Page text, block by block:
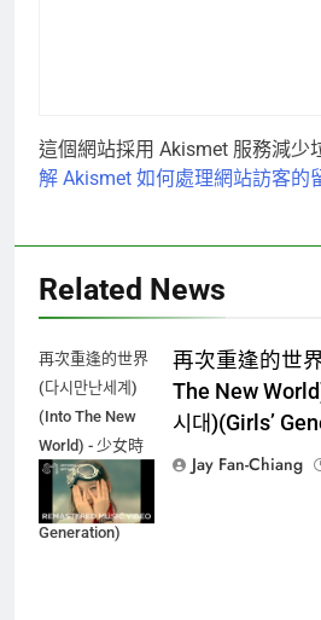
這個網站採用 Akismet 服務減少
解 Akismet 如何處理網站訪客的
Related News
再次重逢的世界
(다시만난세계)
(Into The New
World) - 少女時
代(소녀시대)
(Girls'
Generation)
再次重逢的世
The New
시대)(Girls’
Jay Fan-Chiang